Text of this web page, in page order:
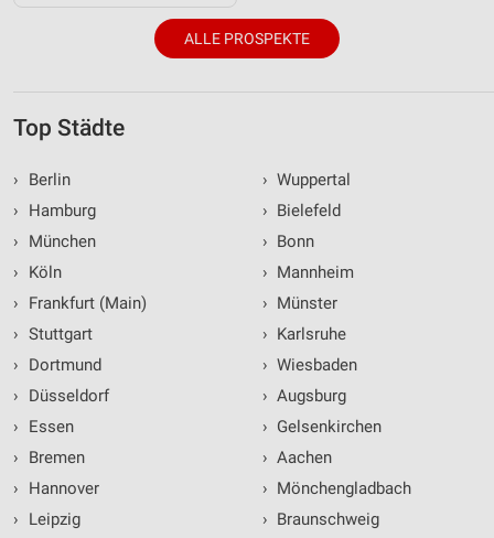
ALLE PROSPEKTE
Top Städte
›
Berlin
›
Hamburg
›
München
›
Köln
›
Frankfurt (Main)
› Stuttgart
›
Dortmund
›
Düsseldorf
›
Essen
›
Bremen
›
Hannover
›
Leipzig
› Wuppertal
› Bielefeld
› Bonn
› Mannheim
› Münster
› Karlsruhe
› Wiesbaden
› Augsburg
› Gelsenkirchen
› Aachen
› Mönchengladbach
› Braunschweig